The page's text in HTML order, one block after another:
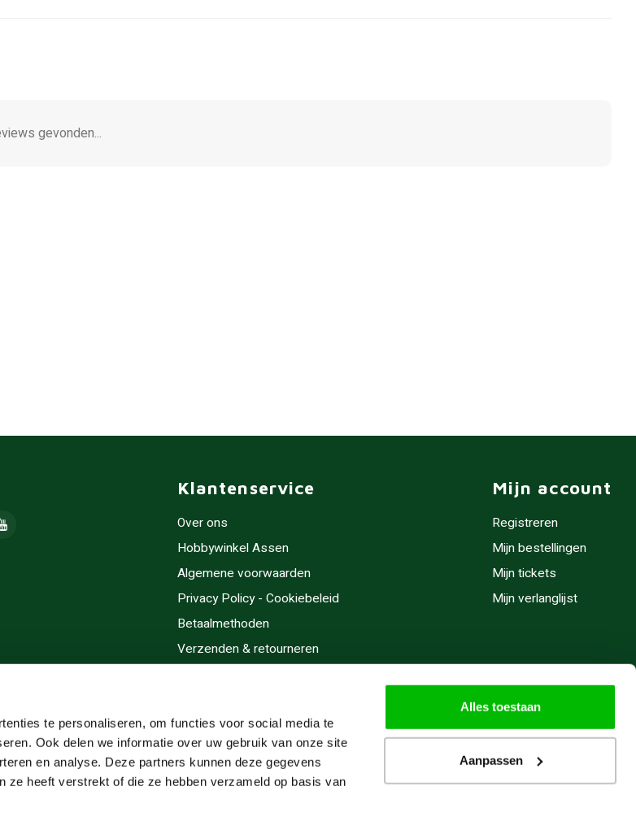
te personaliseren, om functies voor social media te
Ook delen we informatie over uw gebruik van onze site
en analyse. Deze partners kunnen deze gegevens
ze heeft verstrekt of die ze hebben verzameld op basis van
Alles toestaan
Aanpassen
gevonden...
Klantenservice
Over ons
Hobbywinkel Assen
Algemene voorwaarden
Privacy Policy - Cookiebeleid
Betaalmethoden
Verzenden & retourneren
Cadeaubonnen
Inlijsten
Servicegebieden
Mijn account
Registreren
Mijn bestellingen
Mijn tickets
Mijn verlanglijst